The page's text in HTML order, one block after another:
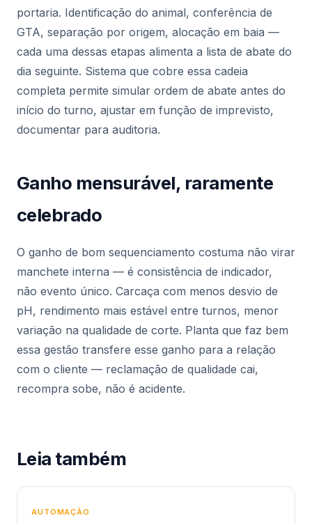
portaria. Identificação do animal, conferência de
GTA, separação por origem, alocação em baia —
cada uma dessas etapas alimenta a lista de abate do
dia seguinte. Sistema que cobre essa cadeia
completa permite simular ordem de abate antes do
início do turno, ajustar em função de imprevisto,
documentar para auditoria.
Ganho mensurável, raramente
celebrado
O ganho de bom sequenciamento costuma não virar
manchete interna — é consistência de indicador,
não evento único. Carcaça com menos desvio de
pH, rendimento mais estável entre turnos, menor
variação na qualidade de corte. Planta que faz bem
essa gestão transfere esse ganho para a relação
com o cliente — reclamação de qualidade cai,
recompra sobe, não é acidente.
Leia também
AUTOMAÇÃO